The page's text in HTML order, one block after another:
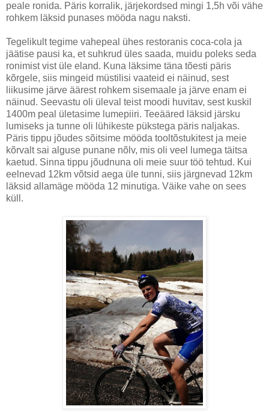
peale ronida. Päris korralik, järjekordsed mingi 1,5h või vähe
rohkem läksid punases mööda nagu naksti.
Tegelikult tegime vahepeal ühes restoranis coca-cola ja
jäätise pausi ka, et suhkrud üles saada, muidu poleks seda
ronimist vist üle eland. Kuna läksime täna tõesti päris
kõrgele, siis mingeid müstilisi vaateid ei näinud, sest
liikusime järve äärest rohkem sisemaale ja järve enam ei
näinud. Seevastu oli üleval teist moodi huvitav, sest kuskil
1400m peal ületasime lumepiiri. Teeääred läksid järsku
lumiseks ja tunne oli lühikeste pükstega päris naljakas.
Päris tippu jõudes sõitsime mööda tooltõstukitest ja meie
kõrvalt sai alguse punane nõlv, mis oli veel lumega täitsa
kaetud. Sinna tippu jõudnuna oli meie suur töö tehtud. Kui
eelnevad 12km võtsid aega üle tunni, siis järgnevad 12km
läksid allamäge mööda 12 minutiga. Väike vahe on sees
küll.